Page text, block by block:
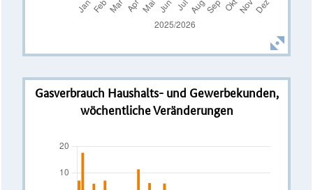
Gasverbrauch Haushalts- und Gewerbekunden,
wöchentliche Veränderungen